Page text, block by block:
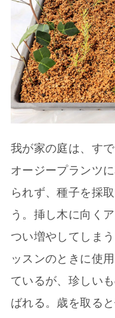
我が家の庭は、す
オージープランツ
られず、種子を採
う。挿し木に向く
つい増やしてしま
ッスンのときに使
ているが、珍しい
ばれる。歳を取る